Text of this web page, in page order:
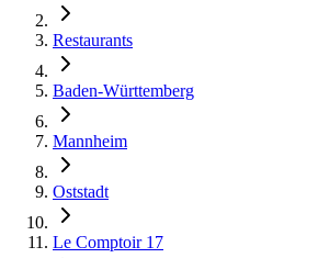
Restaurants
Baden-Württemberg
Mannheim
Oststadt
Le Comptoir 17